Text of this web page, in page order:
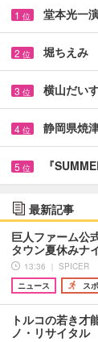
1 位 堂本光一
2 位 堀ちえみ
3 位 横山だい
4 位 静岡県焼
5 位 『
最新記事
巨人ファーム公
タウン夏休みナ
13:36 ｜ SPICER
ニュース
ス
トルコの若き
ノ・リサイタル